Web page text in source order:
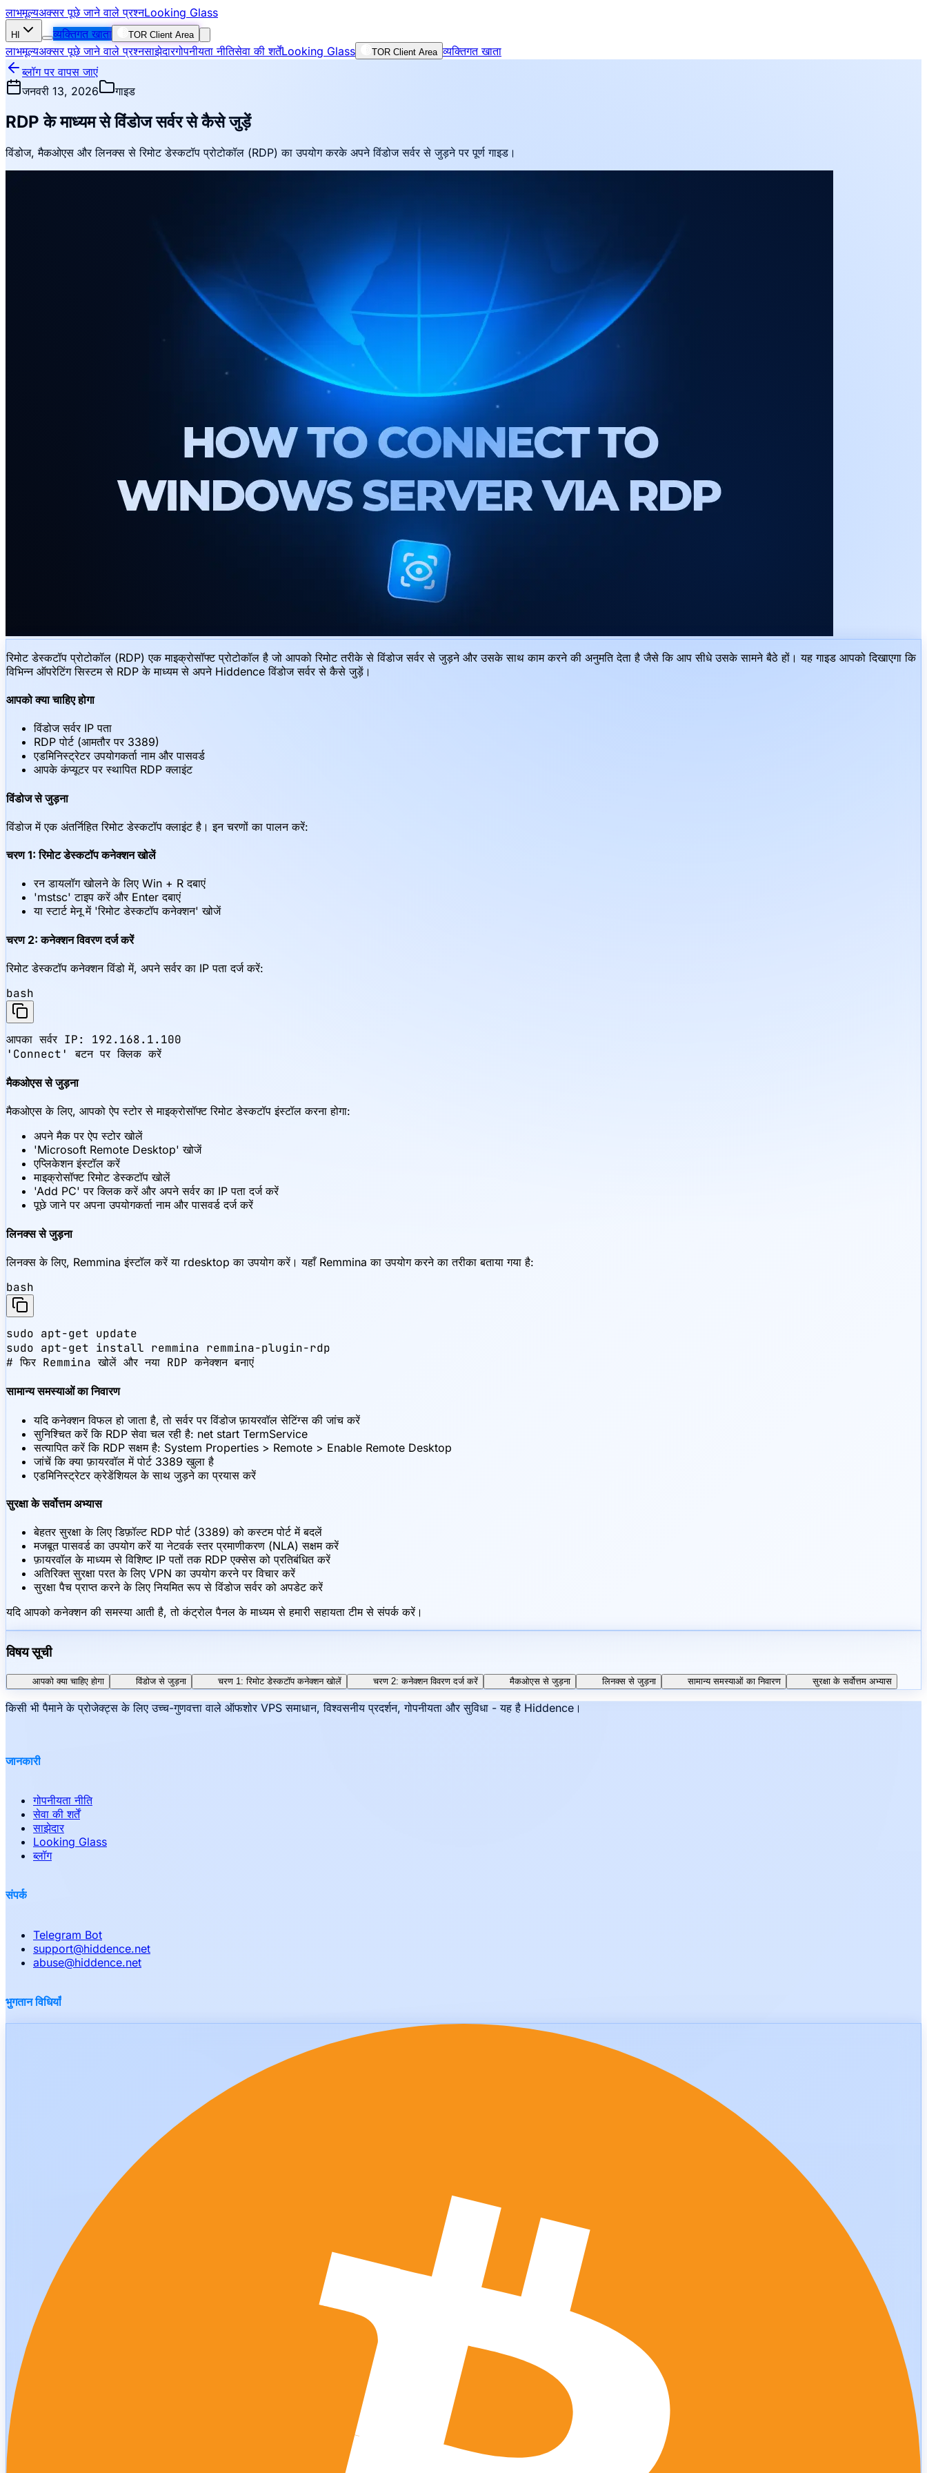
लाभमूल्यअक्सर पूछे जाने वाले प्रश्नLooking Glass
HI व्यक्तिगत खाता TOR Client Area
लाभमूल्यअक्सर पूछे जाने वाले प्रश्नसाझेदारगोपनीयता नीतिसेवा की शर्तेंLooking Glass TOR Client Area व्यक्तिगत खाता
ब्लॉग पर वापस जाएं
जनवरी 13, 2026
गाइड
RDP के माध्यम से विंडोज सर्वर से कैसे जुड़ें
विंडोज, मैकओएस और लिनक्स से रिमोट डेस्कटॉप प्रोटोकॉल (RDP) का उपयोग करके अपने विंडोज सर्वर से जुड़ने पर पूर्ण गाइड।
रिमोट डेस्कटॉप प्रोटोकॉल (RDP) एक माइक्रोसॉफ्ट प्रोटोकॉल है जो आपको रिमोट तरीके से विंडोज सर्वर से जुड़ने और उसके साथ काम करने की अनुमति देता है जैसे कि आप सीधे उसके सामने बैठे हों। यह गाइड आपको दिखाएगा कि
विभिन्न ऑपरेटिंग सिस्टम से RDP के माध्यम से अपने Hiddence विंडोज सर्वर से कैसे जुड़ें।
आपको क्या चाहिए होगा
विंडोज सर्वर IP पता
RDP पोर्ट (आमतौर पर 3389)
एडमिनिस्ट्रेटर उपयोगकर्ता नाम और पासवर्ड
आपके कंप्यूटर पर स्थापित RDP क्लाइंट
विंडोज से जुड़ना
विंडोज में एक अंतर्निहित रिमोट डेस्कटॉप क्लाइंट है। इन चरणों का पालन करें:
चरण 1: रिमोट डेस्कटॉप कनेक्शन खोलें
रन डायलॉग खोलने के लिए Win + R दबाएं
'mstsc' टाइप करें और Enter दबाएं
या स्टार्ट मेनू में 'रिमोट डेस्कटॉप कनेक्शन' खोजें
चरण 2: कनेक्शन विवरण दर्ज करें
रिमोट डेस्कटॉप कनेक्शन विंडो में, अपने सर्वर का IP पता दर्ज करें:
bash
आपका सर्वर IP: 192.168.1.100
'Connect' बटन पर क्लिक करें
मैकओएस से जुड़ना
मैकओएस के लिए, आपको ऐप स्टोर से माइक्रोसॉफ्ट रिमोट डेस्कटॉप इंस्टॉल करना होगा:
अपने मैक पर ऐप स्टोर खोलें
'Microsoft Remote Desktop' खोजें
एप्लिकेशन इंस्टॉल करें
माइक्रोसॉफ्ट रिमोट डेस्कटॉप खोलें
'Add PC' पर क्लिक करें और अपने सर्वर का IP पता दर्ज करें
पूछे जाने पर अपना उपयोगकर्ता नाम और पासवर्ड दर्ज करें
लिनक्स से जुड़ना
लिनक्स के लिए, Remmina इंस्टॉल करें या rdesktop का उपयोग करें। यहाँ Remmina का उपयोग करने का तरीका बताया गया है:
bash
sudo apt-get update
sudo apt-get install remmina remmina-plugin-rdp
# फिर Remmina खोलें और नया RDP कनेक्शन बनाएं
सामान्य समस्याओं का निवारण
यदि कनेक्शन विफल हो जाता है, तो सर्वर पर विंडोज फ़ायरवॉल सेटिंग्स की जांच करें
सुनिश्चित करें कि RDP सेवा चल रही है: net start TermService
सत्यापित करें कि RDP सक्षम है: System Properties > Remote > Enable Remote Desktop
जांचें कि क्या फ़ायरवॉल में पोर्ट 3389 खुला है
एडमिनिस्ट्रेटर क्रेडेंशियल के साथ जुड़ने का प्रयास करें
सुरक्षा के सर्वोत्तम अभ्यास
बेहतर सुरक्षा के लिए डिफ़ॉल्ट RDP पोर्ट (3389) को कस्टम पोर्ट में बदलें
मजबूत पासवर्ड का उपयोग करें या नेटवर्क स्तर प्रमाणीकरण (NLA) सक्षम करें
फ़ायरवॉल के माध्यम से विशिष्ट IP पतों तक RDP एक्सेस को प्रतिबंधित करें
अतिरिक्त सुरक्षा परत के लिए VPN का उपयोग करने पर विचार करें
सुरक्षा पैच प्राप्त करने के लिए नियमित रूप से विंडोज सर्वर को अपडेट करें
यदि आपको कनेक्शन की समस्या आती है, तो कंट्रोल पैनल के माध्यम से हमारी सहायता टीम से संपर्क करें।
विषय सूची
आपको क्या चाहिए होगा विंडोज से जुड़ना चरण 1: रिमोट डेस्कटॉप कनेक्शन खोलें चरण 2: कनेक्शन विवरण दर्ज करें मैकओएस से जुड़ना लिनक्स से जुड़ना सामान्य समस्याओं का निवारण सुरक्षा के सर्वोत्तम अभ्यास
किसी भी पैमाने के प्रोजेक्ट्स के लिए उच्च-गुणवत्ता वाले ऑफशोर VPS समाधान, विश्वसनीय प्रदर्शन, गोपनीयता और सुविधा - यह है Hiddence।
जानकारी
गोपनीयता नीति
सेवा की शर्तें
साझेदार
Looking Glass
ब्लॉग
संपर्क
Telegram Bot
support@hiddence.net
abuse@hiddence.net
भुगतान विधियाँ